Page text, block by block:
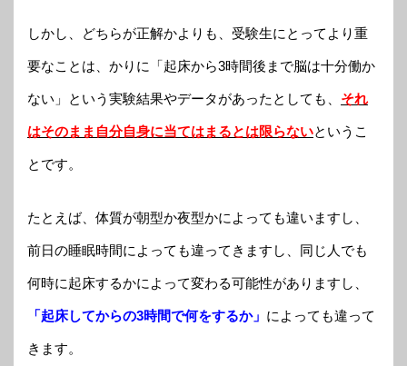
しかし、どちらが正解かよりも、受験生にとってより重
要なことは、かりに「起床から3時間後まで脳は十分働か
ない」という実験結果やデータがあったとしても、 それ
はそのまま自分自身に当てはまるとは限らないというこ
とです。
たとえば、体質が朝型か夜型かによっても違いますし、
前日の睡眠時間によっても違ってきますし、同じ人でも
何時に起床するかによって変わる可能性がありますし、
「起床してからの3時間で何をするか」 によっても違って
きます。